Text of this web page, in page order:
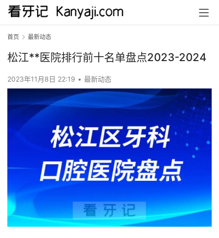
首页 最新动态
松江**医院排行前十名单盘点2023-2024
2023年11月8日 22:19 • 最新动态